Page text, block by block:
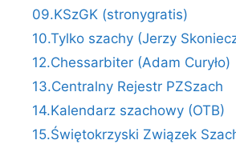
09.KSzGK (stronygratis)
10.Tylko szachy (Jerzy
12.Chessarbiter (Adam Curyło)
13.Centralny Rejestr PZSzach
14.Kalendarz szachowy (OTB)
15.Świętokrzyski Związek